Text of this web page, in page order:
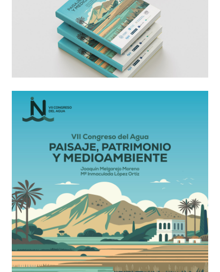
¡Ya está disponible la VII
edición del libro del
Congreso del Agua 2025!